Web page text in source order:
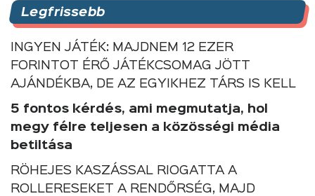
Legfrissebb
INGYEN JÁTÉK: MAJDNEM 12 EZER
FORINTOT ÉRŐ JÁTÉKCSOMAG JÖTT
AJÁNDÉKBA, DE AZ EGYIKHEZ TÁRS IS KELL
5 fontos kérdés, ami megmutatja, hol
megy félre teljesen a közösségi média
betiltása
RÖHEJES KASZÁSSAL RIOGATTA A
ROLLERESEKET A RENDŐRSÉG, MAJD